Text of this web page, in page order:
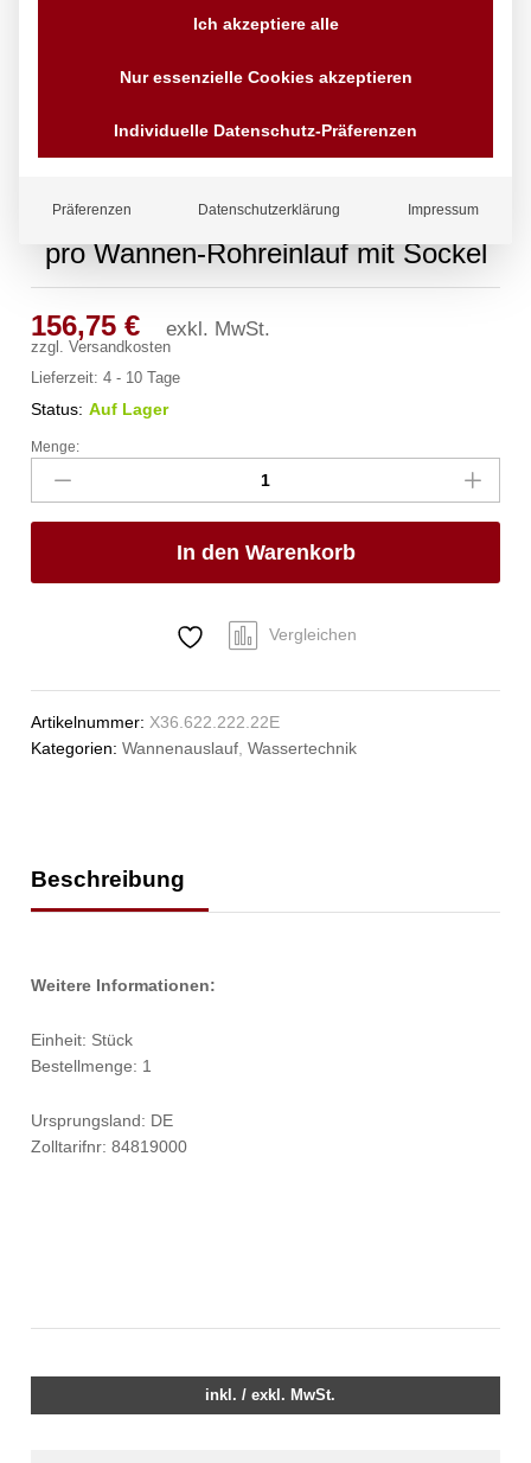
pro Wannen-Rohreinlauf mit Sockel
156,75€ exkl. MwSt.
zzgl.Versandkosten
Lieferzeit:4 - 10 Tage
Status: Auf Lager
pro
Wannen-
Rohreinlauf
mit
Anzahl
Menge:
In den Warenkorb
Vergleichen
Artikelnummer:X36.622.222.22E
Kategorien:Wannenauslauf,Wassertechnik
Beschreibung
Weitere Informationen:
Einheit: Stück
Bestellmenge: 1
Ursprungsland: DE
Zolltarifnr: 84819000
inkl. / exkl. MwSt.
Ich akzeptiere alle
Nur essenzielle Cookies akzeptieren
Individuelle Datenschutz-Präferenzen
Präferenzen Datenschutzerklärung Impressum